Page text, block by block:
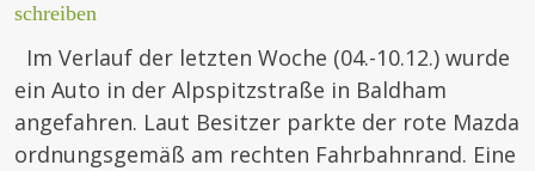
schreiben
Im Verlauf der letzten Woche (04.-10.12.) wurde
ein Auto in der Alpspitzstraße in Baldham
angefahren. Laut Besitzer parkte der rote Mazda
ordnungsgemäß am rechten Fahrbahnrand. Eine